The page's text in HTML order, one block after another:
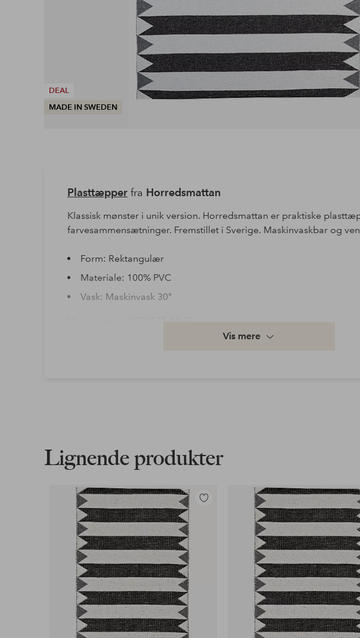
DEAL
MADE IN SWEDEN
Plasttæpperfra Horredsmattan
Klassisk mønster i unik version. Horredsmattan er praktiske
farvesammensætninger. Fremstillet i Sverige. Maskinvaskbar og
Form: Rektangulær
Materiale: 100% PVC
Vask: Maskinvask 30°
Vores mest fordelagtige betalingsmetode
Læs mere
Vis mere
Lignende produkter
Tilføj